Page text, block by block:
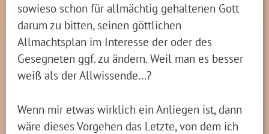
sowieso schon für allmächtig gehaltenen Gott
darum zu bitten, seinen göttlichen
Allmachtsplan im Interesse der oder des
Gesegneten ggf. zu ändern. Weil man es besser
weiß als der Allwissende…?
Wenn mir etwas wirklich ein Anliegen ist, dann
wäre dieses Vorgehen das Letzte, von dem ich